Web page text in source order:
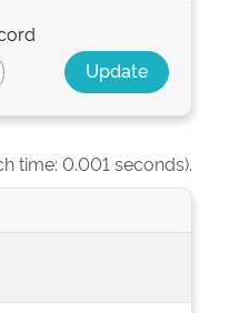
time: 0.001 seconds).